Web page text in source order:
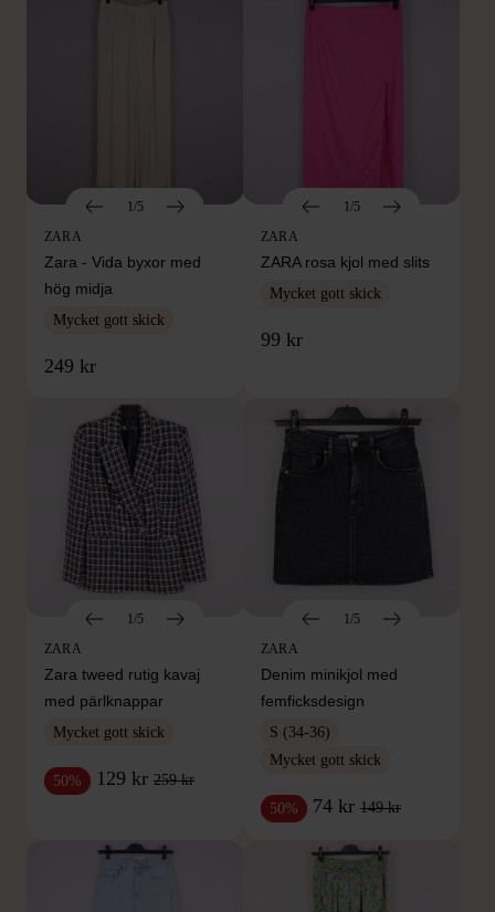
1/5
ZARA
Zara - Vida byxor med
hög midja
Mycket gott skick
249 kr
1/5
ZARA
ZARA rosa kjol med slits
Mycket gott skick
99 kr
1/5
ZARA
Zara tweed rutig kavaj
med pärlknappar
Mycket gott skick
50% 129 kr 259 kr
1/5
ZARA
Denim minikjol med
femficksdesign
S (34-36)
Mycket gott skick
50% 74 kr 149 kr